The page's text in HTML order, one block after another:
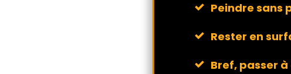
Peindre sans
Rester en
Bref, passer